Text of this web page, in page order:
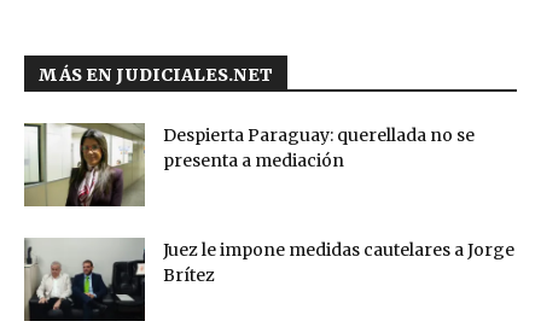
MÁS EN JUDICIALES.NET
Despierta Paraguay: querellada no se
presenta a mediación
Juez le impone medidas cautelares a Jorge
Brítez